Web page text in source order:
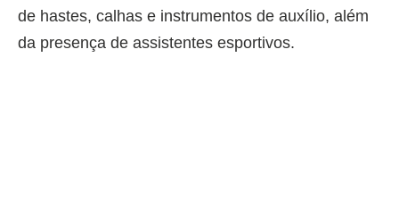
de hastes, calhas e instrumentos de auxílio, além
da presença de assistentes esportivos.